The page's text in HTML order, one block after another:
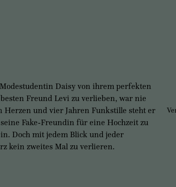
Daisy von ihrem perfekten
Freund Levi zu verlieben, war nie
Herzen und vier Jahren Funkstille steht er
Fake-Freundin für eine Hochzeit zu
Doch mit jedem Blick und jeder
kein zweites Mal zu verlieren.